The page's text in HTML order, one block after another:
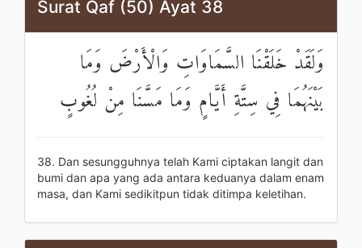
Surat Qaf (50) Ayat 38
وَلَقَدْ خَلَقْنَا السَّمَاوَاتِ وَالْأَرْضَ وَمَا
بَيْنَهُمَا فِي سِتَّةِ أَيَّامٍ وَمَا مَسَّنَا مِنْ لُغُوبٍ
38. Dan sesungguhnya telah Kami ciptakan langit dan
bumi dan apa yang ada antara keduanya dalam enam
masa, dan Kami sedikitpun tidak ditimpa keletihan.